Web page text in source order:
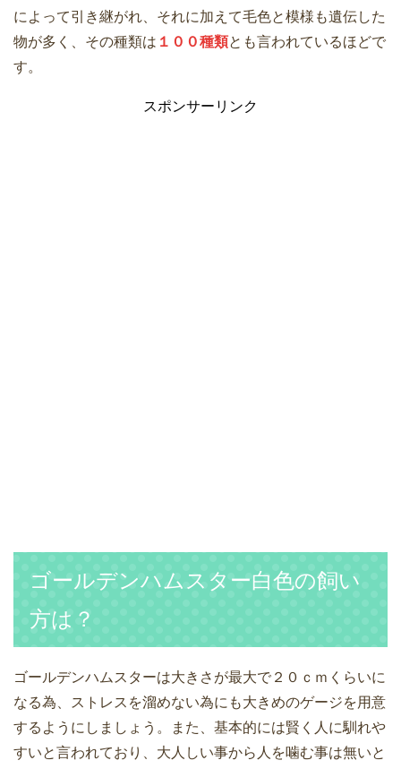
によって引き継がれ、それに加えて毛色と模様も遺伝した
物が多く、その種類は １００種類とも言われているほどで
す。
スポンサーリンク
ゴールデンハムスター白色の飼い
方は？
ゴールデンハムスターは大きさが最大で２０ｃｍくらいに
なる為、ストレスを溜めない為にも大きめのゲージを用意
するようにしましょう。また、基本的には賢く人に馴れや
すいと言われており、大人しい事から人を噛む事は無いと